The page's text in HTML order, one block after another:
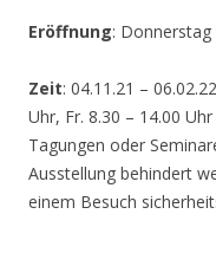
Eröffnung: Donnerstag
Zeit: 04.11.21 –
Uhr, Fr. 8.30 – 14.00
Tagungen oder
Ausstellung behindert
einem Besuch